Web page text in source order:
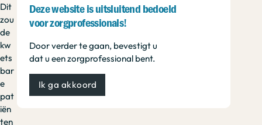
Dit
zou
de
kw
ets
bar
e
pat
iën
ten
Deze website is uitsluitend bedoeld
voor zorgprofessionals!
Door verder te gaan, bevestigt u
dat u een zorgprofessional bent.
Ik ga akkoord